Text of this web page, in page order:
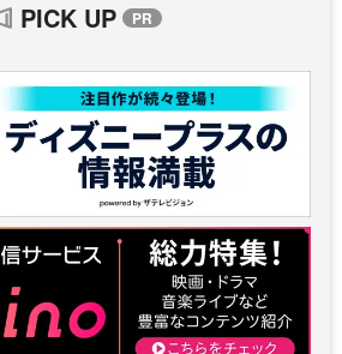
PICK UP